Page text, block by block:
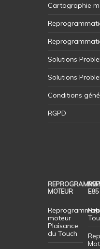
Cartographie
Solutions
Solutions
Conditions
RGPD
MOTEUR
moteur
Plaisance
du Touch
E85